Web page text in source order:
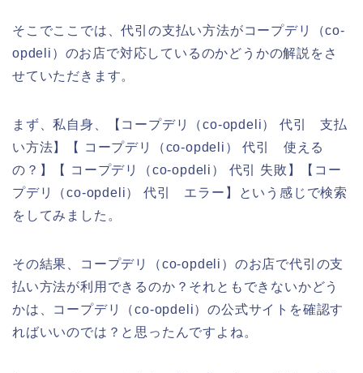
そこでここでは、代引の支払い方法がコープデリ（co-
opdeli）のお店で対応しているのかどうかの解説をさ
せていただきます。
まず、私自身、【コープデリ（co-opdeli） 代引 支払
い方法】【 コープデリ（co-opdeli） 代引 使える
の？】【 コープデリ（co-opdeli） 代引 失敗】【コー
プデリ（co-opdeli） 代引 エラー】という感じで検索
をしてみました。
その結果、コープデリ（co-opdeli）のお店で代引の支
払い方法が利用できるのか？それともできないかどう
かは、コープデリ（co-opdeli）の公式サイトを確認す
ればいいのでは？と思ったんですよね。